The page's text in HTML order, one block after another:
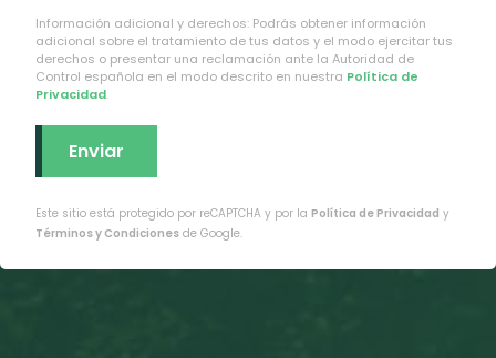
Información adicional y derechos: Podrás obtener información
adicional sobre el tratamiento de tus datos y el modo ejercitar tus
derechos o presentar una reclamación ante la Autoridad de
Control española en el modo descrito en nuestra Política de
Privacidad.
Este sitio está protegido por reCAPTCHA y por la Política de Privacidad y
Términos y Condiciones de Google.